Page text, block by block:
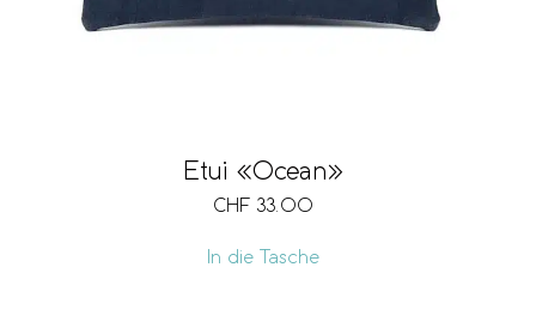
Etui «Ocean»
CHF 33.00
In die Tasche